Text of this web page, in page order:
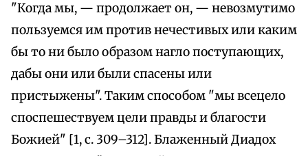
"Когда мы, — продолжает он, — невозмутимо
пользуемся им против нечестивых или каким
бы то ни было образом нагло поступающих,
дабы они или были спасены или
пристыжены". Таким способом "мы всецело
споспешествуем цели правды и благости
Божией" [1, с. 309–312]. Блаженный Диадох